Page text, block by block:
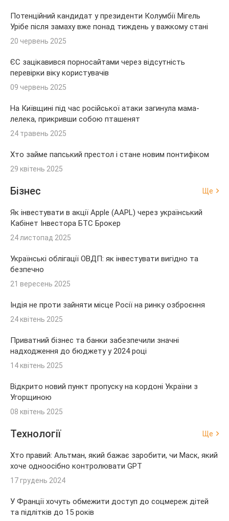
Потенційний кандидат у президенти Колумбії Мігель
Урібе після замаху вже понад тиждень у важкому стані
20 червень 2025
ЄС зацікавився порносайтами через відсутність
перевірки віку користувачів
09 червень 2025
На Київщині під час російської атаки загинула мама-
лелека, прикривши собою пташенят
24 травень 2025
Хто займе папський престол і стане новим понтифіком
29 квітень 2025
Бізнес Ще
Як інвестувати в акції Apple (AAPL) через український
Кабінет Інвестора БТС Брокер
24 листопад 2025
Українські облігації ОВДП: як інвестувати вигідно та
безпечно
21 вересень 2025
Індія не проти зайняти місце Росії на ринку озброєння
24 квітень 2025
Приватний бізнес та банки забезпечили значні
надходження до бюджету у 2024 році
14 квітень 2025
Відкрито новий пункт пропуску на кордоні України з
Угорщиною
08 квітень 2025
Технології Ще
Хто правий: Альтман, який бажає заробити, чи Маск, який
хоче одноосібно контролювати GPT
17 грудень 2024
У Франції хочуть обмежити доступ до соцмереж дітей
та підлітків до 15 років